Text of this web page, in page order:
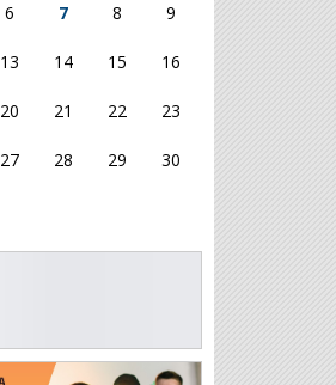
6 7 8 9
13 14 15 16
20 21 22 23
27 28 29 30